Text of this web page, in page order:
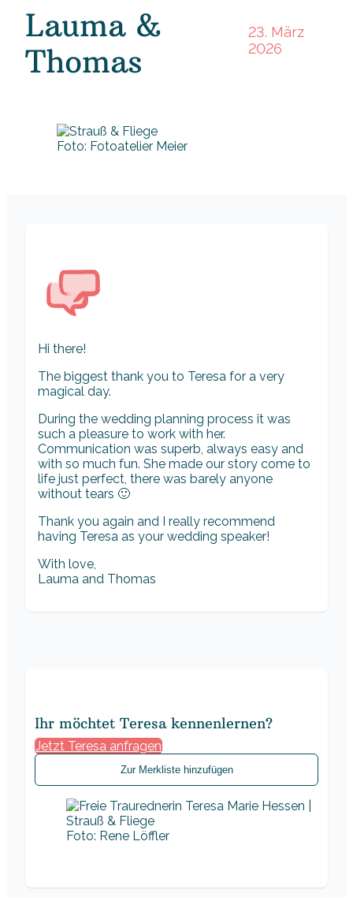
Lauma &
Thomas
23. März
2026
Foto: Fotoatelier Meier
Hi there!
The biggest thank you to Teresa for a very
magical day.
During the wedding planning process it was
such a pleasure to work with her.
Communication was superb, always easy and
with so much fun. She made our story come to
life just perfect, there was barely anyone
without tears 🙂
Thank you again and I really recommend
having Teresa as your wedding speaker!
With love,
Lauma and Thomas
Ihr möchtet Teresa kennenlernen?
Jetzt Teresa anfragen
Zur Merkliste hinzufügen
Foto: Rene Löffler